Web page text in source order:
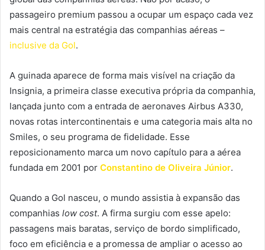
passageiro premium passou a ocupar um espaço cada vez
mais central na estratégia das companhias aéreas –
inclusive da Gol.
A guinada aparece de forma mais visível na criação da
Insignia, a primeira classe executiva própria da companhia,
lançada junto com a entrada de aeronaves Airbus A330,
novas rotas intercontinentais e uma categoria mais alta no
Smiles, o seu programa de fidelidade. Esse
reposicionamento marca um novo capítulo para a aérea
fundada em 2001 por Constantino de Oliveira Júnior.
Quando a Gol nasceu, o mundo assistia à expansão das
companhias low cost. A firma surgiu com esse apelo:
passagens mais baratas, serviço de bordo simplificado,
foco em eficiência e a promessa de ampliar o acesso ao